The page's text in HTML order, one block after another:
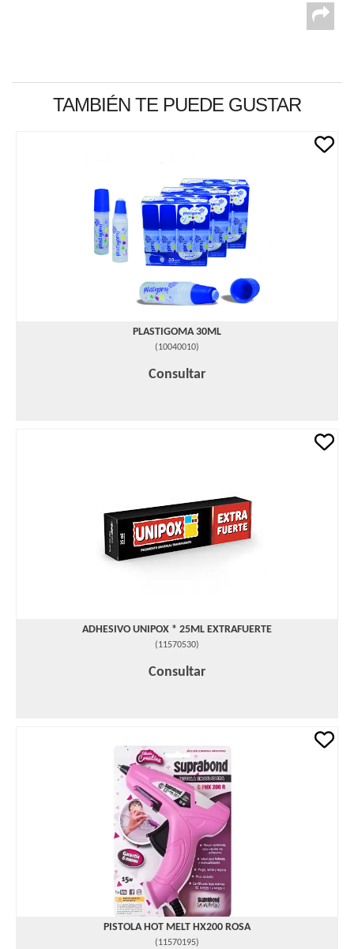
TAMBIÉN TE PUEDE GUSTAR
PLASTIGOMA 30ML
(10040010)
Consultar
ADHESIVO UNIPOX * 25ML EXTRAFUERTE
(11570530)
Consultar
PISTOLA HOT MELT HX200 ROSA
(11570195)